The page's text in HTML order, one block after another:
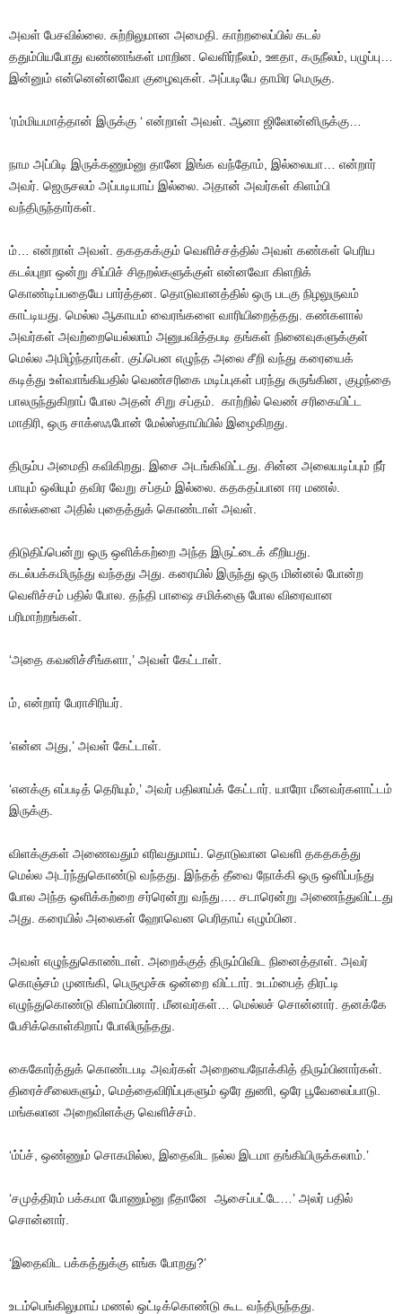
அவள் பேசவில்லை சுற்றிலுமான அமைதி காற்றலைப்பில் கடல்
ததும்பியபோது வண்ணங்கள் மாறின வெளிர்நீலம் ஊதா கருநீலம் பழுப்பு
இன்னும் என்னென்னவோ குழைவுகள் அப்படியே தாமிர மெருகு
‘ரம்மியமாத்தான் இருக்கு ‘ என்றாள் அவள் ஆனா ஜிலோன்னிருக்கு
நாம அப்பிடி இருக்கணும்னு தானே இங்க வந்தோம் இல்லையா
என்றார்
அவர் ஜெருசலம் அப்படியாய் இல்லை அதான் அவர்கள் கிளம்பி
வந்திருந்தார்கள்
ம் என்றாள் அவள் தகதகக்கும் வெளிச்சத்தில் அவள் கண்கள் பெரிய
கடல்புறா ஒன்று சிப்பிச் சிதறல்களுக்குள் என்னவோ கிளறிக்
கொண்டிப்பதையே பார்த்தன தொடுவானத்தில் ஒரு படகு நிழலுருவம்
காட்டியது மெல்ல ஆகாயம் வைரங்களை வாரியிறைத்தது கண்களால்
அவர்கள் அவற்றையெல்லாம் அனுபவித்தபடி தங்கள் நினைவுகளுக்குள்
மெல்ல அமிழ்ந்தார்கள் குப்பென எழுந்த அலை சீறி வந்து கரையைக்
கடித்து உள்வாங்கியதில் வெண்சரிகை மடிப்புகள் பரந்து சுருங்கின குழந்தை
பாலருந்துகிறாப் போல அதன் சிறு சப்தம் காற்றில் வெண் சரிகையிட்ட
மாதிரி ஒரு சாக்ஸஃபோன் மேல்ஸ்தாயியில் இழைகிறது
திரும்ப அமைதி கவிகிறது இசை அடங்கிவிட்டது சின்ன அலையடிப்பும் நீர்
பாயும் ஒலியும் தவிர வேறு சப்தம் இல்லை கதகதப்பான ஈர மணல்
கால்களை அதில் புதைத்துக் கொண்டாள் அவள்
திடுதிப்பென்று ஒரு ஒளிக்கற்றை அந்த இருட்டைக் கீறியது
கடல்பக்கமிருந்து வந்தது அது கரையில் இருந்து ஒரு மின்னல் போன்ற
வெளிச்சம் பதில் போல தந்தி பாஷை சமிக்ஞை போல விரைவான
பரிமாற்றங்கள்
‘அதை கவனிச்சீங்களா ,’ அவள் கேட்டாள்
ம் என்றார் பேராசிரியர்
‘என்ன அது ,’ அவள் கேட்டாள்
‘எனக்கு எப்படித் தெரியும் ,’ அவர் பதிலாய்க் கேட்டார் யாரோ மீனவர்களாட்டம்
இருக்கு
விளக்குகள் அணைவதும் எரிவதுமாய் தொடுவான வெளி தகதகத்து
மெல்ல அடர்ந்துகொண்டு வந்தது இந்தத் தீவை நோக்கி ஒரு ஒளிப்பந்து
போல அந்த ஒளிக்கற்றை சர்ரென்று வந்து சடாரென்று அணைந்துவிட்டது
அது கரையில் அலைகள் ஹோவென பெரிதாய் எழும்பின
அவள் எழுந்துகொண்டாள் அறைக்குத் திரும்பிவிட நினைத்தாள் அவர்
கொஞ்சம் முனங்கி பெருமூச்சு ஒன்றை விட்டார் உடம்பைத் திரட்டி
எழுந்துகொண்டு கிளம்பினார் மீனவர்கள் மெல்லச் சொன்னார் தனக்கே
பேசிக்கொள்கிறாப் போலிருந்தது
கைகோர்த்துக் கொண்டபடி அவர்கள் அறையைநோக்கித் திரும்பினார்கள்
திரைச்சீலைகளும் மெத்தைவிரிப்புகளும் ஒரே துணி ஒரே பூவேலைப்பாடு
மங்கலான அறைவிளக்கு வெளிச்சம்
‘ம்ப்ச் ஒண்ணும் சொகமில்ல இதைவிட நல்ல இடமா தங்கியிருக்கலாம் .’
‘சமுத்திரம் பக்கமா போணும்னு நீதானே ஆசைப்பட்டே …’ அலர் பதில்
சொன்னார்
‘இதைவிட பக்கத்துக்கு எங்க போறது?’
உடம்பெங்கிலுமாய் மணல் ஒட்டிக்கொண்டு கூட வந்திருந்தது